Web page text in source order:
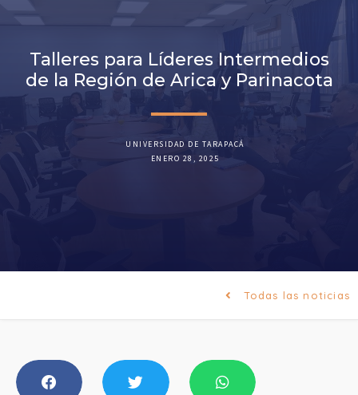
Talleres para Líderes Intermedios
de la Región de Arica y Parinacota
UNIVERSIDAD DE TARAPACÁ
ENERO 28, 2025
Todas las noticias